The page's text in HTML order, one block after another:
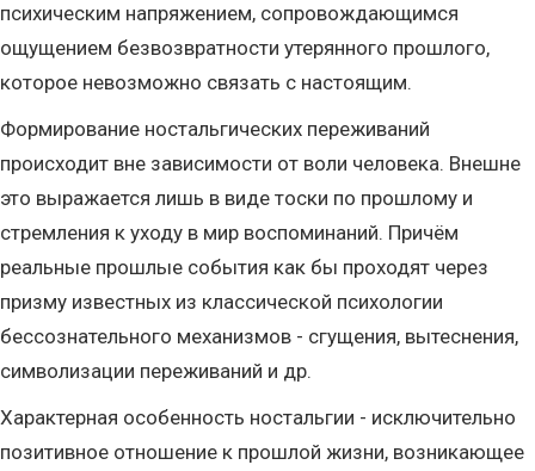
психическим напряжением, сопровождающимся
ощущением безвозвратности утерянного прошлого,
которое невозможно связать с настоящим.
Формирование ностальгических переживаний
происходит вне зависимости от воли человека. Внешне
это выражается лишь в виде тоски по прошлому и
стремления к уходу в мир воспоминаний. Причём
реальные прошлые события как бы проходят через
призму известных из классической психологии
бессознательного механизмов - сгущения, вытеснения,
символизации переживаний и др.
Характерная особенность ностальгии - исключительно
позитивное отношение к прошлой жизни, возникающее